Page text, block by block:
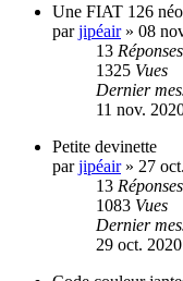
Une FIAT 126
parjipéair» 08
13 Réponses
1325 Vues
Dernier
11 nov.
Petite devinette
parjipéair» 27
13 Réponses
1083 Vues
Dernier
29 oct.